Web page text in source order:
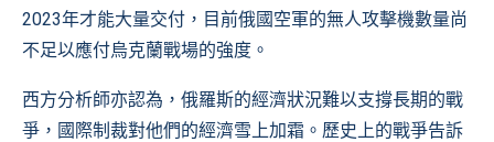
2023年才能大量交付，目前俄國空軍的無人攻擊機數量尚
不足以應付烏克蘭戰場的強度。
西方分析師亦認為，俄羅斯的經濟狀況難以支撐長期的戰
爭，國際制裁對他們的經濟雪上加霜。歷史上的戰爭告訴